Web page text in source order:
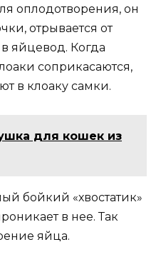
оплодотворения, он
отрывается от
яйцевод. Когда
соприкасаются,
в клоаку самки.
для кошек из
бойкий «хвостатик»
в нее. Так
яйца.